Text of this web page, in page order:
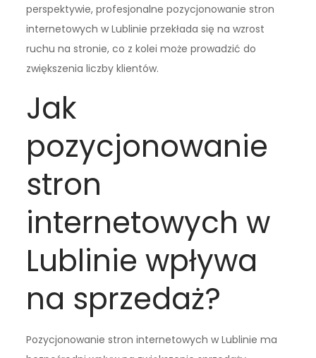
perspektywie, profesjonalne pozycjonowanie stron
internetowych w Lublinie przekłada się na wzrost
ruchu na stronie, co z kolei może prowadzić do
zwiększenia liczby klientów.
Jak
pozycjonowanie
stron
internetowych w
Lublinie wpływa
na sprzedaż?
Pozycjonowanie stron internetowych w Lublinie ma